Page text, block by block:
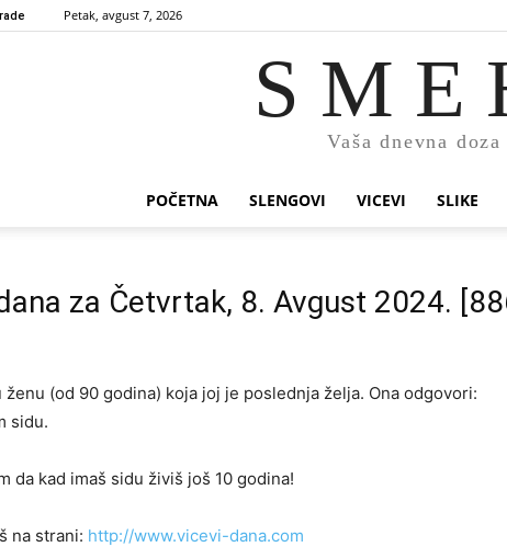
Petak, avgust 7, 2026
S M E
Vaša dnevna
POČETNA SLENGOVI VICEVI SLIKE
za Četvrtak, 8. Avgust 2024.
ženu (od 90 godina) koja joj je poslednja želja. Ona odgovori:
sidu.
da kad imaš sidu živiš još 10 godina!
na strani: http://www.vicevi-dana.com